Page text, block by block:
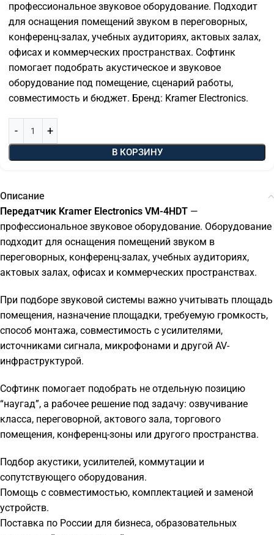
профессиональное звуковое оборудование. Подходит
для оснащения помещений звуком в переговорных,
конференц-залах, учебных аудиториях, актовых залах,
офисах и коммерческих пространствах. Софтинк
помогает подобрать акустическое и звуковое
оборудование под помещение, сценарий работы,
совместимость и бюджет. Бренд: Kramer Electronics.
В КОРЗИНУ
Описание
Передатчик Kramer Electronics VM-4HDT —
профессиональное звуковое оборудование. Оборудование
подходит для оснащения помещений звуком в
переговорных, конференц-залах, учебных аудиториях,
актовых залах, офисах и коммерческих пространствах.
При подборе звуковой системы важно учитывать площадь
помещения, назначение площадки, требуемую громкость,
способ монтажа, совместимость с усилителями,
источниками сигнала, микрофонами и другой AV-
инфраструктурой.
Софтинк помогает подобрать не отдельную позицию
“наугад”, а рабочее решение под задачу: озвучивание
класса, переговорной, актового зала, торгового
помещения, конференц-зоны или другого пространства.
Подбор акустики, усилителей, коммутации и
сопутствующего оборудования.
Помощь с совместимостью, комплектацией и заменой
устройств.
Поставка по России для бизнеса, образовательных